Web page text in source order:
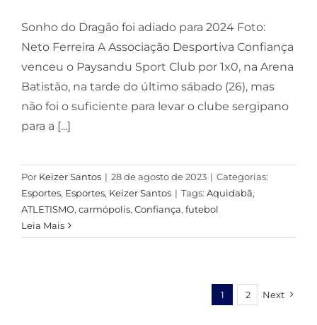
Sonho do Dragão foi adiado para 2024 Foto:
Neto Ferreira A Associação Desportiva Confiança
venceu o Paysandu Sport Club por 1x0, na Arena
Batistão, na tarde do último sábado (26), mas
não foi o suficiente para levar o clube sergipano
para a [...]
Por Keizer Santos | 28 de agosto de 2023 | Categorias:
Esportes, Esportes, Keizer Santos | Tags: Aquidabã,
ATLETISMO, carmópolis, Confiança, futebol
Leia Mais
1 2 Next